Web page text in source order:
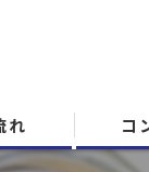
れ コ